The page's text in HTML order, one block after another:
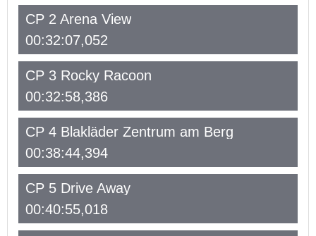
CP 2 Arena View
00:32:07,052
CP 3 Rocky Racoon
00:32:58,386
CP 4 Blakläder Zentrum am Berg
00:38:44,394
CP 5 Drive Away
00:40:55,018